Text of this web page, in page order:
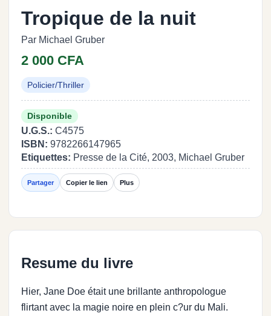
Tropique de la nuit
Par Michael Gruber
2 000 CFA
Policier/Thriller
Disponible
U.G.S.: C4575
ISBN: 9782266147965
Etiquettes: Presse de la Cité, 2003, Michael Gruber
Partager Copier le lien Plus
Resume du livre
Hier, Jane Doe était une brillante anthropologue
flirtant avec la magie noire en plein c?ur du Mali.